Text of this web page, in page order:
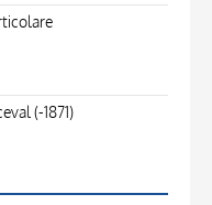
(-1871)